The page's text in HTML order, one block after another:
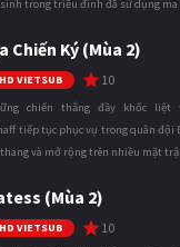
trong triều đình đã sử dụng
Chiến Ký (Mùa 2)
VIETSUB 10
chiến thắng đầy khốc liệt
tiếp tục phục vụ trong quân đội
thang và mở rộng trên nhiều mặt
(Mùa 2)
VIETSUB 10